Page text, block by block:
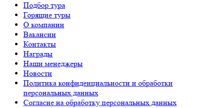
Подбор тура
Горящие туры
О компании
Вакансии
Контакты
Награды
Наши менеджеры
Новости
Политика конфиденциальности и обработки
персональных данных
Согласие на обработку персональных данных